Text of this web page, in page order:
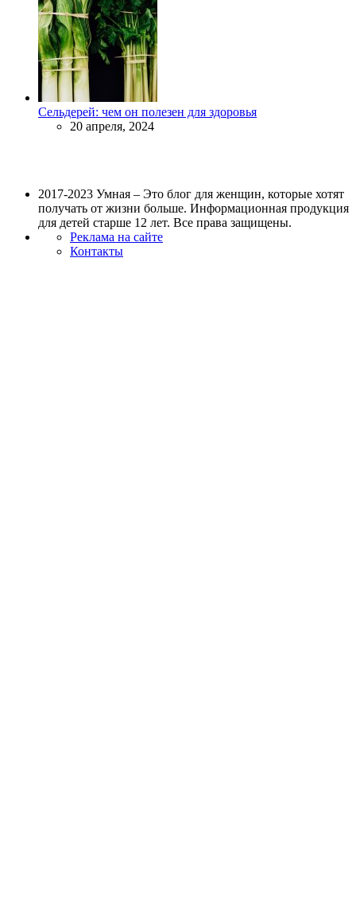
Сельдерей: чем он полезен для здоровья
20 апреля, 2024
2017-2023 Умная – Это блог для женщин, которые хотят
получать от жизни больше. Информационная продукция
для детей старше 12 лет. Все права защищены.
Реклама на сайте
Контакты